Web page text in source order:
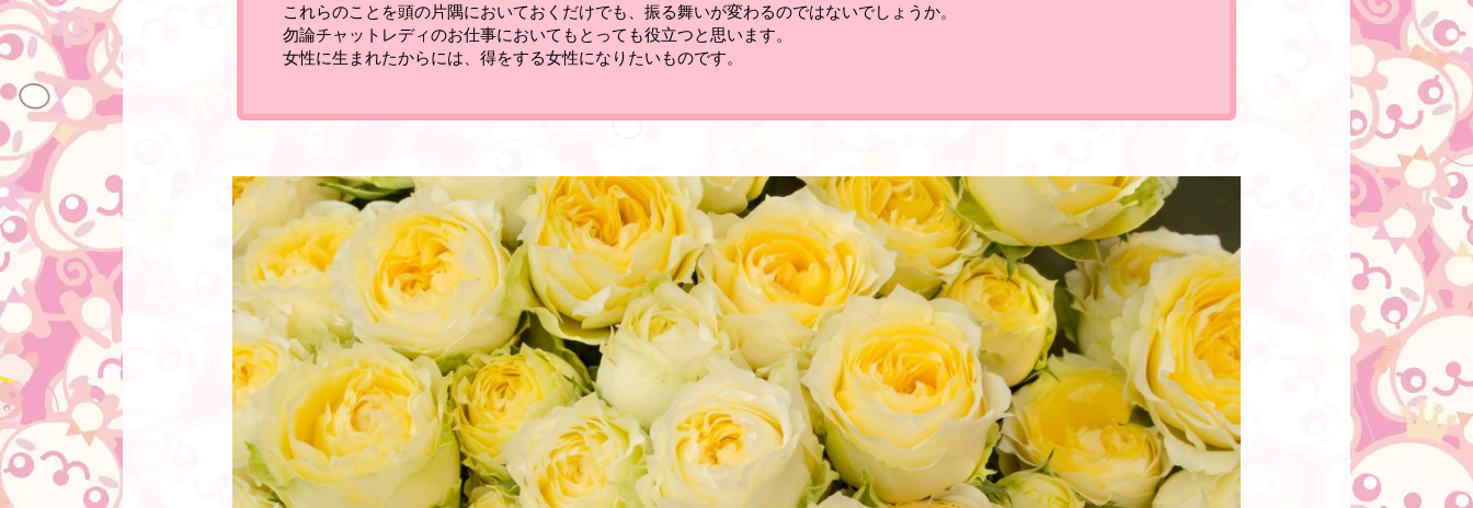
これらのことを頭の片隅においておくだけでも、振る舞いが変わるのではないでしょうか。
勿論チャットレディのお仕事においてもとっても役立つと思います。
女性に生まれたからには、得をする女性になりたいものです。